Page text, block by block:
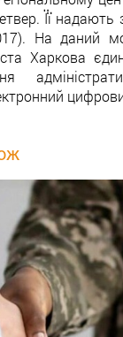
Її
На даний
Харкова